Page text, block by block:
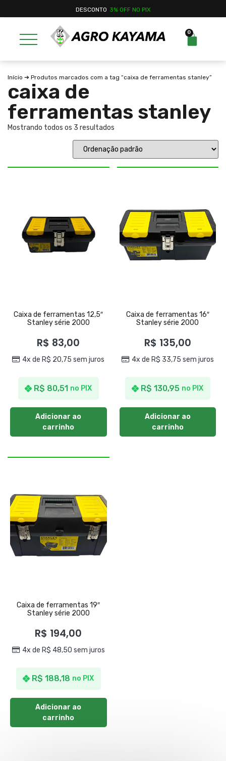
DESCONTO 3% OFF NO PIX
0
Início ➔ Produtos marcados com a tag “caixa de ferramentas stanley”
caixa de
ferramentas stanley
Mostrando todos os 3 resultados
Caixa de ferramentas 12,5″
Stanley série 2000
R$ 83,00
4x de R$ 20,75 sem juros
R$ 80,51 no PIX
Adicionar ao
carrinho
Caixa de ferramentas 16″
Stanley série 2000
R$ 135,00
4x de R$ 33,75 sem juros
R$ 130,95 no PIX
Adicionar ao
carrinho
Caixa de ferramentas 19″
Stanley série 2000
R$ 194,00
4x de R$ 48,50 sem juros
R$ 188,18 no PIX
Adicionar ao
carrinho